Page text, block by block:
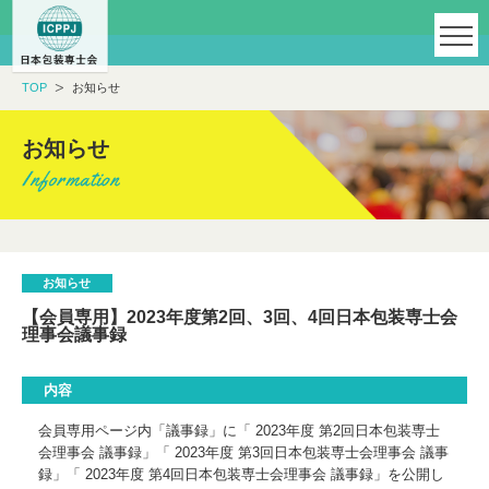
TOP お知らせ
お知らせ
お知らせ
【会員専用】2023年度第2回、3回、4回日本包装専士会
理事会議事録
内容
会員専用ページ内「議事録」に「 2023年度 第2回日本包装専士
会理事会 議事録」「 2023年度 第3回日本包装専士会理事会 議事
録」「 2023年度 第4回日本包装専士会理事会 議事録」を公開し